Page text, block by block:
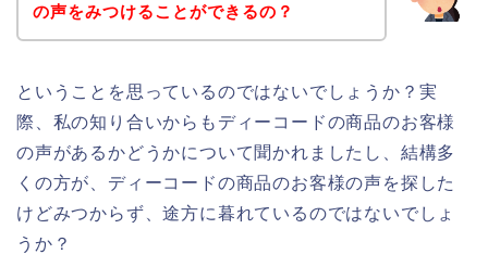
の声をみつけることができるの？
ということを思っているのではないでしょうか？実
際、私の知り合いからもディーコードの商品のお客様
の声があるかどうかについて聞かれましたし、結構多
くの方が、ディーコードの商品のお客様の声を探した
けどみつからず、途方に暮れているのではないでしょ
うか？